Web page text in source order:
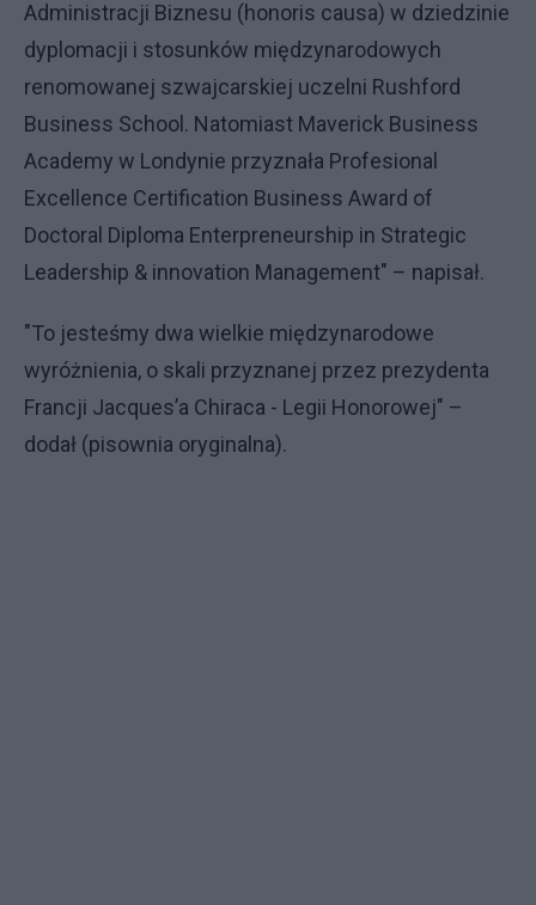
Administracji Biznesu (honoris causa) w dziedzinie
dyplomacji i stosunków międzynarodowych
renomowanej szwajcarskiej uczelni Rushford
Business School. Natomiast Maverick Business
Academy w Londynie przyznała Profesional
Excellence Certification Business Award of
Doctoral Diploma Enterpreneurship in Strategic
Leadership & innovation Management" – napisał.
"To jesteśmy dwa wielkie międzynarodowe
wyróżnienia, o skali przyznanej przez prezydenta
Francji Jacques’a Chiraca - Legii Honorowej" –
dodał (pisownia oryginalna).